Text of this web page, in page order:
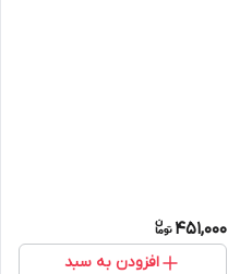
451,000
افزودن به سبد